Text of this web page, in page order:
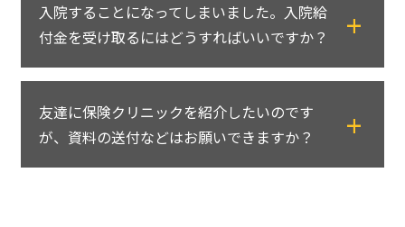
で、ご遠慮なく担当コンサルタントにご相談
ください。
だければ結構です。
私どもがご契約いただいている全ての保険会
社に連絡し、住所変更のお手続きをさせてい
入院することになってしまいました。入院給
付金を受け取るにはどうすればいいですか？
必要書類をご用意しお手続きをさせていただ
きます。
早く良くなるといいですね。お祈りしており
友達に保険クリニックを紹介したいのです
が、資料の送付などはお願いできますか？